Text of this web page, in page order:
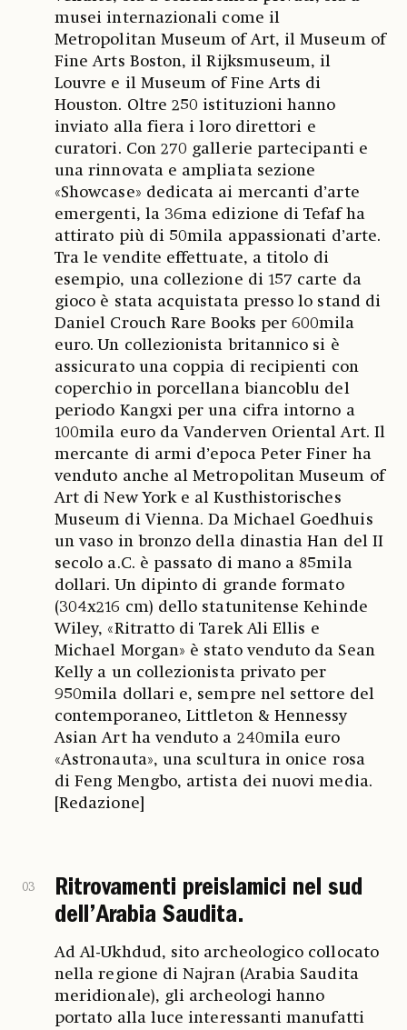
musei internazionali come il
Metropolitan Museum of Art, il Museum of
Fine Arts Boston, il Rijksmuseum, il
Louvre e il Museum of Fine Arts di
Houston. Oltre 250 istituzioni hanno
inviato alla fiera i loro direttori e
curatori. Con 270 gallerie partecipanti e
una rinnovata e ampliata sezione
«Showcase» dedicata ai mercanti d’arte
emergenti, la 36ma edizione di Tefaf ha
attirato più di 50mila appassionati d’arte.
Tra le vendite effettuate, a titolo di
esempio, una collezione di 157 carte da
gioco è stata acquistata presso lo stand di
Daniel Crouch Rare Books per 600mila
euro. Un collezionista britannico si è
assicurato una coppia di recipienti con
coperchio in porcellana biancoblu del
periodo Kangxi per una cifra intorno a
100mila euro da Vanderven Oriental Art. Il
mercante di armi d’epoca Peter Finer ha
venduto anche al Metropolitan Museum of
Art di New York e al Kusthistorisches
Museum di Vienna. Da Michael Goedhuis
un vaso in bronzo della dinastia Han del II
secolo a.C. è passato di mano a 85mila
dollari. Un dipinto di grande formato
(304x216 cm) dello statunitense Kehinde
Wiley, «Ritratto di Tarek Ali Ellis e
Michael Morgan» è stato venduto da Sean
Kelly a un collezionista privato per
950mila dollari e, sempre nel settore del
contemporaneo, Littleton & Hennessy
Asian Art ha venduto a 240mila euro
«Astronauta», una scultura in onice rosa
di Feng Mengbo, artista dei nuovi media.
[Redazione]
03
Ritrovamenti preislamici nel sud
dell’Arabia Saudita.
Ad Al-Ukhdud, sito archeologico collocato
nella regione di Najran (Arabia Saudita
meridionale), gli archeologi hanno
portato alla luce interessanti manufatti